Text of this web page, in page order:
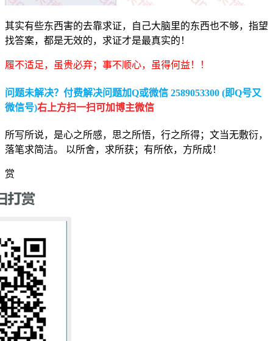
其实有些东西害的去靠求证，自己大脑里的东西也不够，指望
找答案，都是无效的，求证才是最真实的！
履不适足，虽贵必弃；事不顺心，虽得何益！！
问题未解决？付费解决问题加Q或微信 2589053300 (即Q号又
微信号)右上方扫一扫可加博主微信
所写所说，是心之所感，思之所悟，行之所得；文当无敷衍，
落笔求简洁。 以所舍，求所获；有所依，方所成！
赏